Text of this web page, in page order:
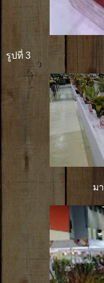
รูปที่ 3 ไม้ที่
ม